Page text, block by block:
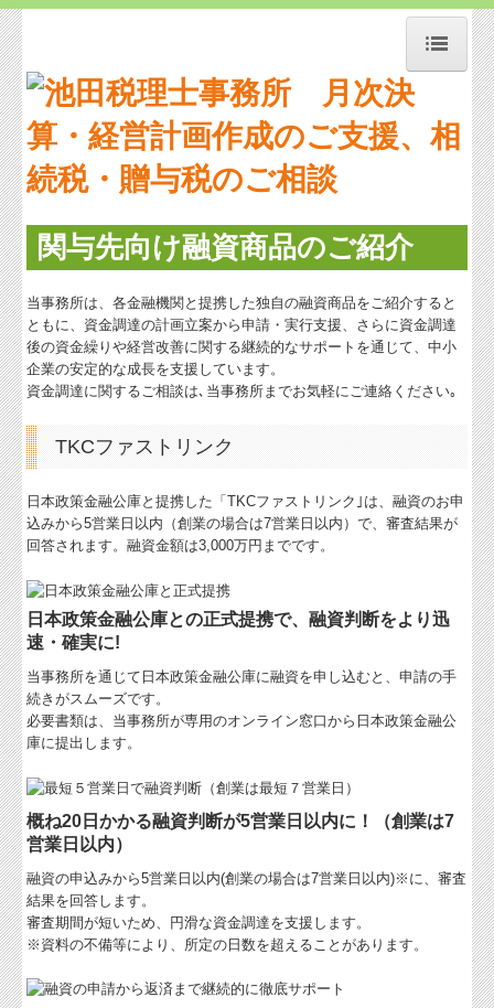
トップページ
お知らせ
事務所紹介
経営理念
交通案内
業務案内
セミナー案内
リンク集
お問合せ
補助金・助成金・融資情報
関与先向け融資商品ご紹介
経営者お役立ち情報
経営者オススメ情報
Q&A経営相談
税務カレンダー
税務Q&A
社長メニューASP版
TKCシステムQ&A
経営革新等支援機関とは
経営改善オンデマンド講座
関与先向け融資商品のご紹介
当事務所は、各金融機関と提携した独自の融資商品をご紹介すると
ともに、資金調達の計画立案から申請・実行支援、さらに資金調達
後の資金繰りや経営改善に関する継続的なサポートを通じて、中小
企業の安定的な成長を支援しています。
資金調達に関するご相談は､当事務所までお気軽にご連絡ください｡
TKCファストリンク
日本政策金融公庫と提携した「TKCファストリンク｣は、融資のお申
込みから5営業日以内（創業の場合は7営業日以内）で、審査結果が
回答されます。融資金額は3,000万円までです。
日本政策金融公庫との正式提携で、融資判断をより迅
速・確実に!
当事務所を通じて 日本政策金融公庫に融資を申し込むと、申請の手
続きがスムーズです。
必要書類は、当事務所が専用のオンライン窓口から日本政策金融公
庫に提出します。
概ね20日かかる融資判断が5営業日以内に！（創業は7
営業日以内）
融資の申込みから5営業日以内(創業の場合は7営業日以内)※に、審査
結果を回答します。
審査期間が短いため、円滑な資金調達を支援します。
※資料の不備等により、所定の日数を超えることがあります。